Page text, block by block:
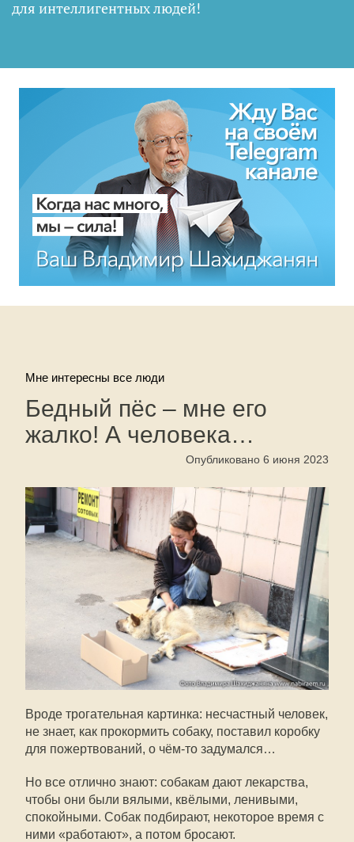
для интеллигентных людей!
Мне интересны все люди
Бедный пёс – мне его
жалко! А человека…
Опубликовано 6 июня 2023
Вроде трогательная картинка: несчастный человек,
не знает, как прокормить собаку, поставил коробку
для пожертвований, о чём-то задумался…
Но все отлично знают: собакам дают лекарства,
чтобы они были вялыми, квёлыми, ленивыми,
спокойными. Собак подбирают, некоторое время с
ними «работают», а потом бросают.